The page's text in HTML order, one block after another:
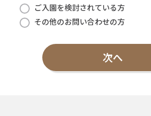
ご入園を検討されている方
その他のお問い合わせの方